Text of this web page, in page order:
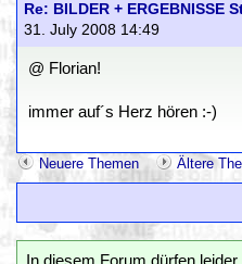
Re: BILDER +
31. July 2008 14:49
@ Florian!
immer auf´s Herz hören :-)
Neuere Themen Ältere